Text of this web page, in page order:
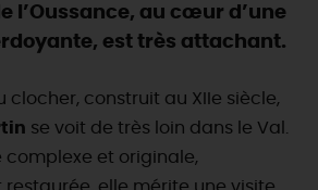
animations "Loiret au fil de l'eau"
2026
Où sortir ?
AUJOURD'HUI
l’Oussance, au cœur d’une
est très attachant.
clocher, construit au XIIe siècle,
se voit de très loin dans le Val.
complexe et originale,